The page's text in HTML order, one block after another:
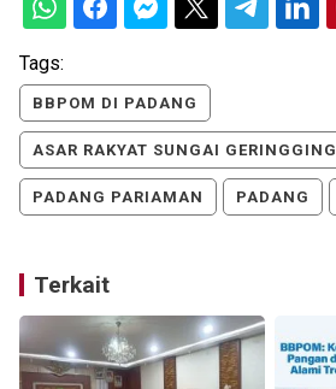
Tags:
BBPOM DI PADANG
ASAR RAKYAT SUNGAI GERINGGING
PADANG PARIAMAN PADANG
Terkait